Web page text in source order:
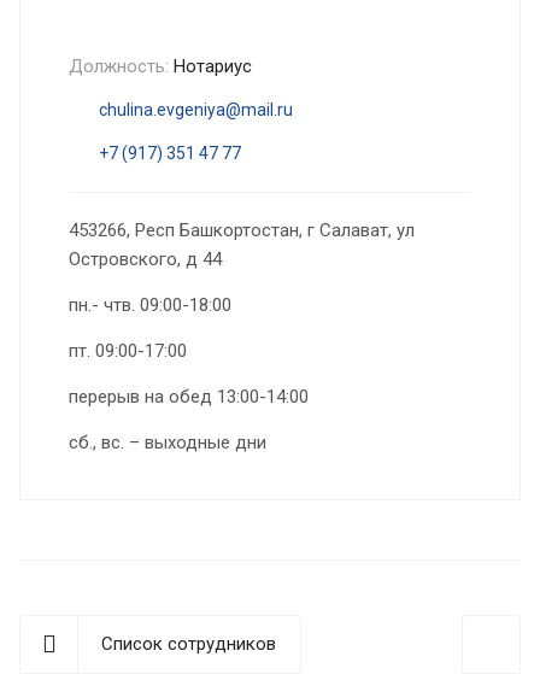
Должность: Нотариус
chulina.evgeniya@mail.ru
+7 (917) 351 47 77
453266, Респ Башкортостан, г Салават, ул
Островского, д 44
пн.- чтв. 09:00-18:00
пт. 09:00-17:00
перерыв на обед 13:00-14:00
сб., вс. – выходные дни
Список сотрудников